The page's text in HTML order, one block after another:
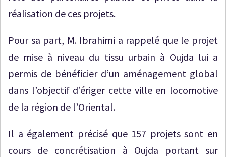
réalisation de ces projets.
Pour sa part, M. Ibrahimi a rappelé que le projet
de mise à niveau du tissu urbain à Oujda lui a
permis de bénéficier d’un aménagement global
dans l’objectif d’ériger cette ville en locomotive
de la région de l’Oriental.
Il a également précisé que 157 projets sont en
cours de concrétisation à Oujda portant sur